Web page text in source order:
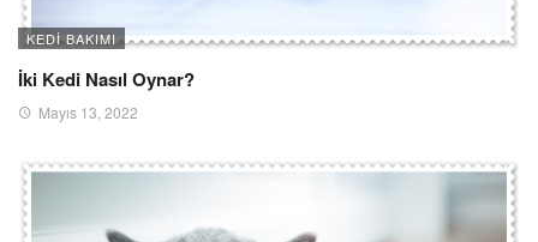
KEDI BAKIMI
İki Kedi Nasıl Oynar?
Mayıs 13, 2022